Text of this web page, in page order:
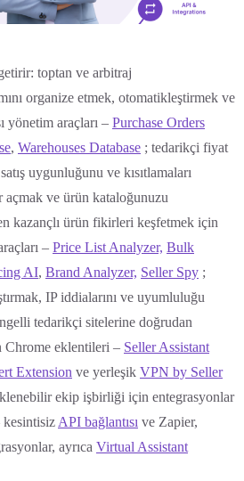
toptan ve arbitraj
organize etmek, otomatikleştirmek ve
yönetim araçları – Purchase Orders
, Warehouses Database ; tedarikçi fiyat
uygunluğunu ve kısıtlamaları
ve ürün kataloğunuzu
kazançlı ürün fikirleri keşfetmek için
– Price List Analyzer, Bulk
AI, Brand Analyzer, Seller Spy ;
IP iddialarını ve uyumluluğu
tedarikçi sitelerine doğrudan
Chrome eklentileri – Seller Assistant
Extension ve yerleşik VPN by Seller
ekip işbirliği için entegrasyonlar
API bağlantısı ve Zapier,
ayrıca Virtual Assistant